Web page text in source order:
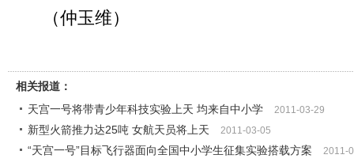
（仲玉维）
相关报道：
天宫一号将带青少年科技实验上天 均来自中小学
2011-03-29
新型火箭推力达25吨 女航天员将上天 2011-03-05
“天宫一号”目标飞行器面向全国中小学生征集实验搭载方案 2011-